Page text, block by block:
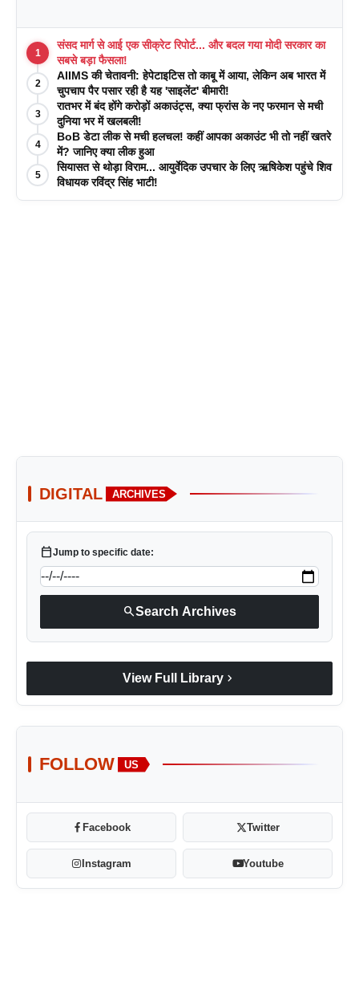
1
संसद मार्ग से आई एक सीक्रेट रिपोर्ट... और बदल गया मोदी सरकार का
सबसे बड़ा फैसला!
2
AIIMS की चेतावनी: हेपेटाइटिस तो काबू में आया, लेकिन अब भारत में
चुपचाप पैर पसार रही है यह 'साइलेंट' बीमारी!
3
रातभर में बंद होंगे करोड़ों अकाउंट्स, क्या फ्रांस के नए फरमान से मची
दुनिया भर में खलबली!
4
BoB डेटा लीक से मची हलचल! कहीं आपका अकाउंट भी तो नहीं खतरे
में? जानिए क्या लीक हुआ
5
सियासत से थोड़ा विराम... आयुर्वेदिक उपचार के लिए ऋषिकेश पहुंचे शिव
विधायक रविंद्र सिंह भाटी!
DIGITAL ARCHIVES
calendar_todayJump to specific date:
searchSearch Archives
View Full Library chevron_right
FOLLOW US
Facebook Twitter
Instagram Youtube